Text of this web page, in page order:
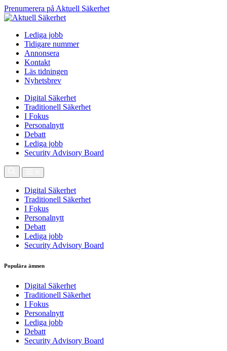
Prenumerera på Aktuell Säkerhet
Lediga jobb
Tidigare nummer
Annonsera
Kontakt
Läs tidningen
Nyhetsbrev
Digital Säkerhet
Traditionell Säkerhet
I Fokus
Personalnytt
Debatt
Lediga jobb
Security Advisory Board
Digital Säkerhet
Traditionell Säkerhet
I Fokus
Personalnytt
Debatt
Lediga jobb
Security Advisory Board
Populära ämnen
Digital Säkerhet
Traditionell Säkerhet
I Fokus
Personalnytt
Lediga jobb
Debatt
Security Advisory Board